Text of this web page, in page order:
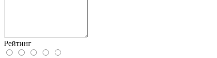
Рейтинг